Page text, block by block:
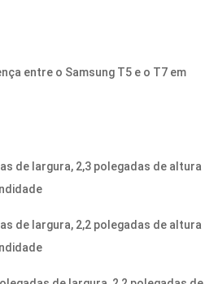
entre o Samsung T5 e o T7 em
de largura, 2,3 polegadas de altura
de largura, 2,2 polegadas de altura